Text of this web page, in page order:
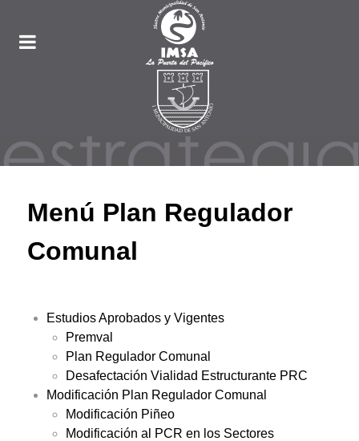
Menú Plan Regulador
Comunal
Estudios Aprobados y Vigentes
Premval
Plan Regulador Comunal
Desafectación Vialidad Estructurante PRC
Modificación Plan Regulador Comunal
Modificación Piñeo
Modificación al PCR en los Sectores